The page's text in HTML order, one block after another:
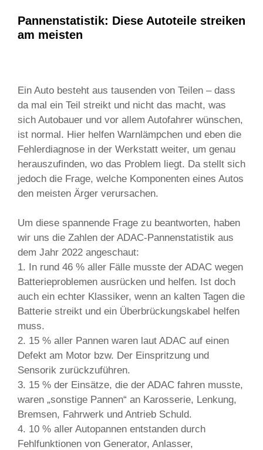
Pannenstatistik: Diese Autoteile streiken
am meisten
Ein Auto besteht aus tausenden von Teilen – dass
da mal ein Teil streikt und nicht das macht, was
sich Autobauer und vor allem Autofahrer wünschen,
ist normal. Hier helfen Warnlämpchen und eben die
Fehlerdiagnose in der Werkstatt weiter, um genau
herauszufinden, wo das Problem liegt. Da stellt sich
jedoch die Frage, welche Komponenten eines Autos
den meisten Ärger verursachen.
Um diese spannende Frage zu beantworten, haben
wir uns die Zahlen der ADAC-Pannenstatistik aus
dem Jahr 2022 angeschaut:
1. In rund 46 % aller Fälle musste der ADAC wegen
Batterieproblemen ausrücken und helfen. Ist doch
auch ein echter Klassiker, wenn an kalten Tagen die
Batterie streikt und ein Überbrückungskabel helfen
muss.
2. 15 % aller Pannen waren laut ADAC auf einen
Defekt am Motor bzw. Der Einspritzung und
Sensorik zurückzuführen.
3. 15 % der Einsätze, die der ADAC fahren musste,
waren „sonstige Pannen“ an Karosserie, Lenkung,
Bremsen, Fahrwerk und Antrieb Schuld.
4. 10 % aller Autopannen entstanden durch
Fehlfunktionen von Generator, Anlasser,